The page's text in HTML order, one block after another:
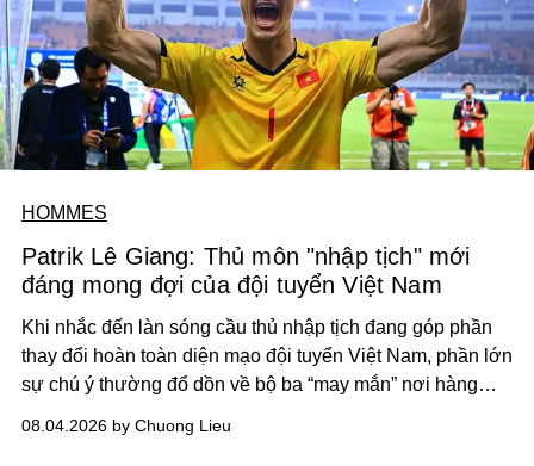
HOMMES
Patrik Lê Giang: Thủ môn "nhập tịch" mới
đáng mong đợi của đội tuyển Việt Nam
Khi nhắc đến làn sóng cầu thủ nhập tịch đang góp phần
thay đổi hoàn toàn diện mạo đội tuyển Việt Nam, phần lớn
sự chú ý thường đổ dồn về bộ ba “may mắn” nơi hàng
để ý rằng ở phía sau, cũng có một cái tên nhập tịch khác
08.04.2026 by Chuong Lieu